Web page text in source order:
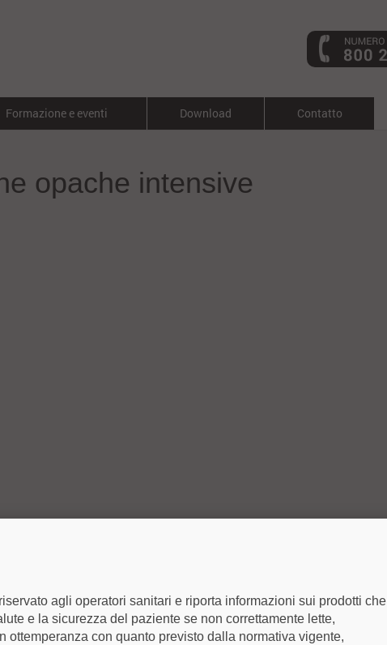
Formazione e eventi Download Contatto
opache intensive
agli operatori sanitari e riporta informazioni sui prodotti che
e la sicurezza del paziente se non correttamente lette,
ottemperanza con quanto previsto dalla normativa vigente,